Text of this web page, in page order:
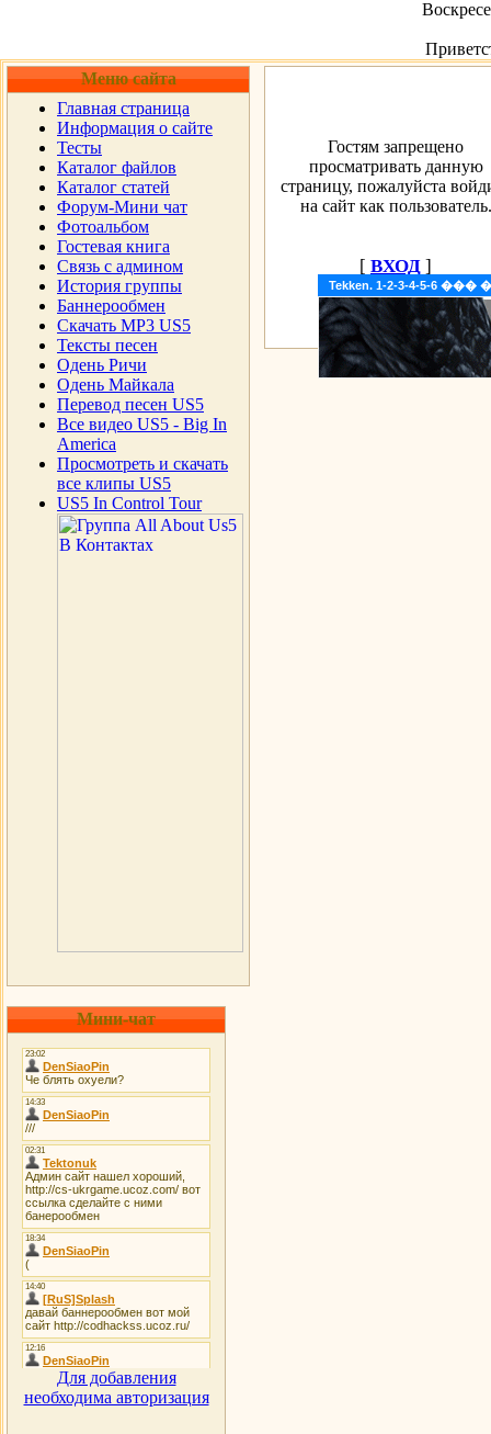
Меню сайта
Главная страница
Информация о сайте
Тесты
Каталог файлов
Каталог статей
Форум-Мини чат
Фотоальбом
Гостевая книга
Cвязь с админом
История группы
Баннерообмен
Скачать MP3 US5
Тексты песен
Одень Ричи
Одень Майкала
Перевод песен US5
Все видео US5 - Big In
America
Просмотреть и скачать
все клипы US5
US5 In Control Tour
Tekken. 1-2-3-4-5-6
Мини-чат
Для добавления
необходима авторизация
Гостям запрещено
просматривать данную
страницу, пожалуйста
на сайт как пользователь.
[ ВХОД ]